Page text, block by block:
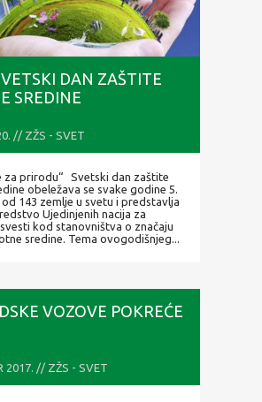
DAN ZAŠTITE
SREDINE
// ZŽS - SVET
za prirodu“ Svetski dan zaštite
obeležava se svake godine 5.
od 143 zemlje u svetu i predstavlja
Ujedinjenih nacija za
kod stanovništva o značaju
sredine. Tema ovogodišnjeg...
VOZOVE POKREĆE
2017. // ZŽS - SVET